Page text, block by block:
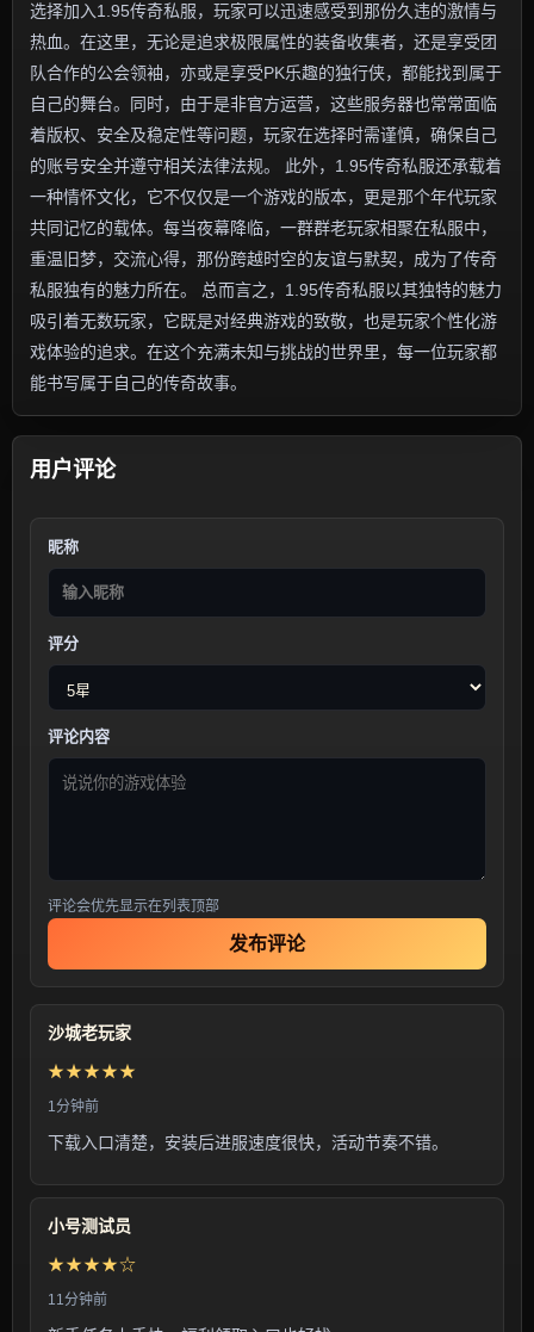
选择加入1.95传奇私服，玩家可以迅速感受到那份久违的激情与
热血。在这里，无论是追求极限属性的装备收集者，还是享受团
队合作的公会领袖，亦或是享受PK乐趣的独行侠，都能找到属于
自己的舞台。同时，由于是非官方运营，这些服务器也常常面临
着版权、安全及稳定性等问题，玩家在选择时需谨慎，确保自己
的账号安全并遵守相关法律法规。 此外，1.95传奇私服还承载着
一种情怀文化，它不仅仅是一个游戏的版本，更是那个年代玩家
共同记忆的载体。每当夜幕降临，一群群老玩家相聚在私服中，
重温旧梦，交流心得，那份跨越时空的友谊与默契，成为了传奇
私服独有的魅力所在。 总而言之，1.95传奇私服以其独特的魅力
吸引着无数玩家，它既是对经典游戏的致敬，也是玩家个性化游
戏体验的追求。在这个充满未知与挑战的世界里，每一位玩家都
能书写属于自己的传奇故事。
用户评论
昵称
评分
评论内容
评论会优先显示在列表顶部
发布评论
沙城老玩家
★★★★★
1分钟前
下载入口清楚，安装后进服速度很快，活动节奏不错。
小号测试员
★★★★☆
11分钟前